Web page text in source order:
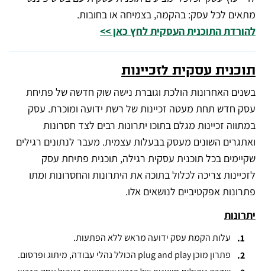
מתאים לכל עסק: בהקמה, בצמיחה או בחובות.
להורדת התוכנית העסקית לחץ כאן >>
תוכנית עסקית לזכיינות
בשנים האחרונות הולכת וגוברת נישה שוק חדשה של פתיחת
עסק חדש תחת מעטה זכיינות של רשת ידועה ומוכרת. עסק
במתווה זכיינות מגלם בתוכו יתרונות רבים לצד חסרונות
ואתגרים השונים מעסק בבעלות עצמית. מעבר לנתונים רגילים
שקיימים בכל תוכנית עסקית רגילה, תוכנית פתיחת עסק
לזכיינות צריכה לכלול בתוכה את היתרונות והחסרונות ומתו
פתרונות אפקטיביים לנושאים אלו.
יתרונות
עלות הקמת עסק ידועה מראש ללא הפתעות.
פתרון מוכן plug and play הכולל נהלי עבודה, מיתוג ופרסום.